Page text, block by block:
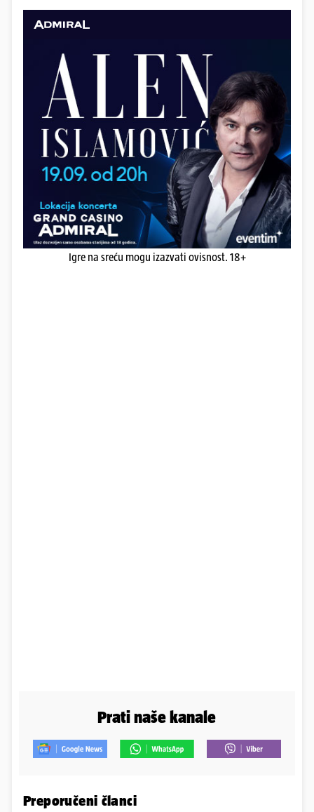
Igre na sreću mogu izazvati ovisnost. 18+
Prati naše kanale
Preporučeni članci